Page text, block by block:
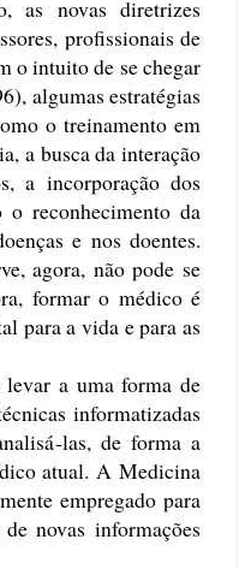
as novas diretrizes
profissionais de
o intuito de se chegar
algumas estratégias
o treinamento em
a busca da interação
a incorporação dos
reconhecimento da
e nos doentes.
agora, não pode se
formar o médico é
para a vida e para as
levar a uma forma de
informatizadas
las, de forma a
atual. A Medicina
empregado para
novas informações